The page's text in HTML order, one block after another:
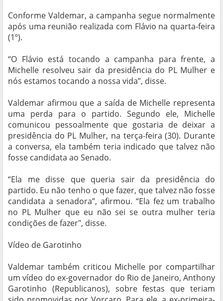
Conforme Valdemar, a campanha segue normalmente
após uma reunião realizada com Flávio na quarta-feira
(1º).
“O Flávio está tocando a campanha para frente, a
Michelle resolveu sair da presidência do PL Mulher e
nós estamos tocando a nossa vida”, disse.
Valdemar afirmou que a saída de Michelle representa
uma perda para o partido. Segundo ele, Michelle
comunicou pessoalmente que gostaria de deixar a
presidência do PL Mulher, na terça-feira (30). Durante
a conversa, ela também teria indicado que talvez não
fosse candidata ao Senado.
“Ela me disse que queria sair da presidência do
partido. Eu não tenho o que fazer, que talvez não fosse
candidata a senadora”, afirmou. “Ela fez um trabalho
no PL Mulher que eu não sei se outra mulher teria
condições de fazer", disse.
Vídeo de Garotinho
Valdemar também criticou Michelle por compartilhar
um vídeo do ex-governador do Rio de Janeiro, Anthony
Garotinho (Republicanos), sobre festas que teriam